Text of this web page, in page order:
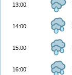
13:00
14:00
15:00
16:00